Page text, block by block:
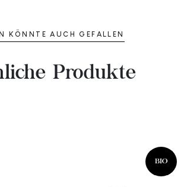
KÖNNTE AUCH GEFALLEN
Produkte
BIO